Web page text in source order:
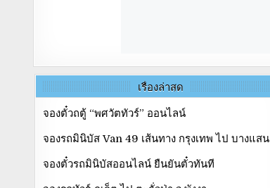
เรื่องล่าสุด
จองตั๋วถตู้ “พศวัตทัวร์” ออนไลน์
จองรถมินิบัส Van 49 เส้นทาง กรุงเทพ ไป บางแสน
จองตั๋วรถมินิบัสออนไลน์ ยืนยันตั๋วทันที